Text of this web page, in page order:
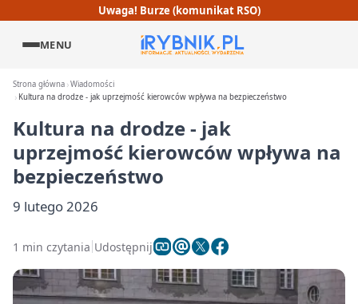
Uwaga! Burze (komunikat RSO)
MENU
Strona główna Wiadomości
Kultura na drodze - jak uprzejmość kierowców wpływa na bezpieczeństwo
Kultura na drodze - jak
uprzejmość kierowców wpływa na
bezpieczeństwo
9 lutego 2026
1 min czytania Udostępnij